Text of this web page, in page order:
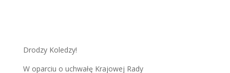
Drodzy Koledzy!
W oparciu o uchwałę Krajowej Rady